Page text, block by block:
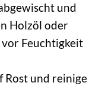
und
Holzöl oder
Feuchtigkeit
und reinige